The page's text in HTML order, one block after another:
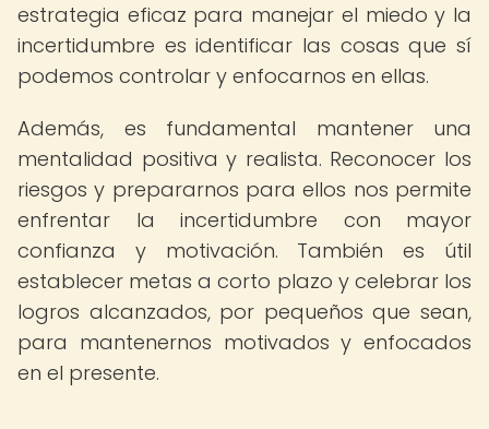
estrategia eficaz para manejar el miedo y la
incertidumbre es identificar las cosas que sí
podemos controlar y enfocarnos en ellas.
Además, es fundamental mantener una
mentalidad positiva y realista. Reconocer los
riesgos y prepararnos para ellos nos permite
enfrentar la incertidumbre con mayor
confianza y motivación. También es útil
establecer metas a corto plazo y celebrar los
logros alcanzados, por pequeños que sean,
para mantenernos motivados y enfocados
en el presente.